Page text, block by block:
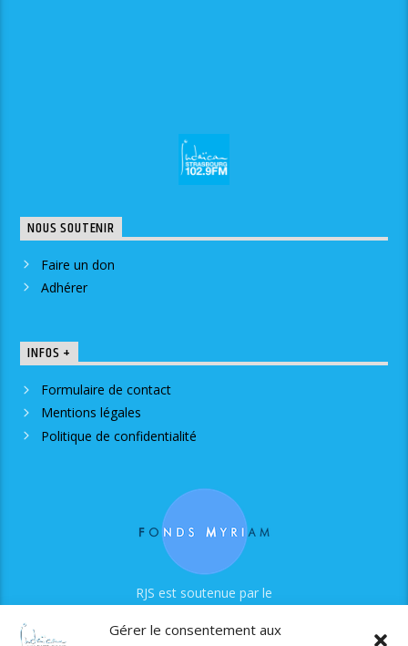
Gérer le consentement aux
NOUS SOUTENIR
Faire un don
Adhérer
INFOS +
Formulaire de contact
Mentions légales
Politique de confidentialité
RJS est soutenue par le